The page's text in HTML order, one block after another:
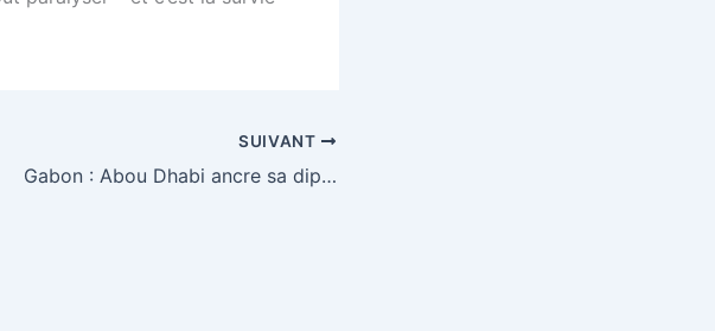
SUIVANT
Gabon : Abou Dhabi ancre sa diplomatie à Libreville